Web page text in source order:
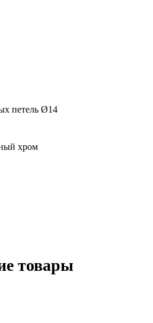
петель Ø14
хром
товары